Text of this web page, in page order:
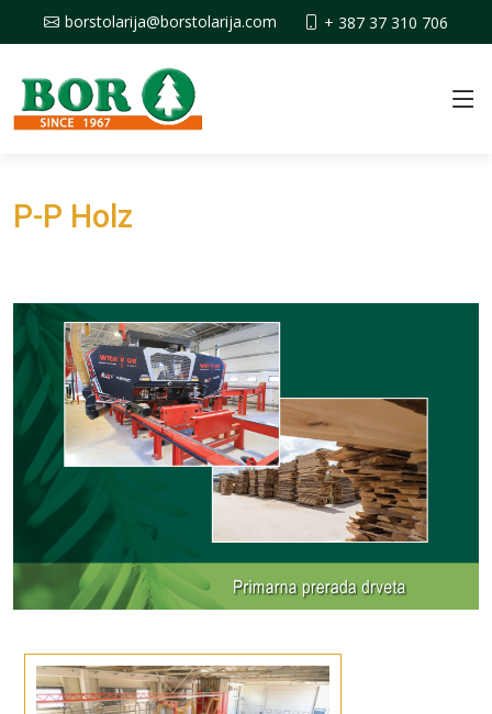
borstolarija@borstolarija.com + 387 37 310 706
P-P Holz